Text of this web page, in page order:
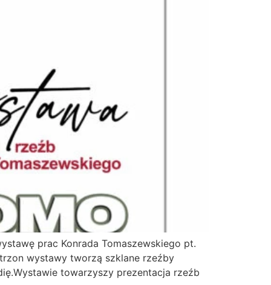
prac Konrada Tomaszewskiego pt.
trzon wystawy tworzą szklane rzeźby
towarzyszy prezentacja rzeźb